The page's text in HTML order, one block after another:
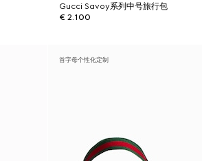
Gucci Savoy系列中号旅行包
€ 2.100
首字母个性化定制